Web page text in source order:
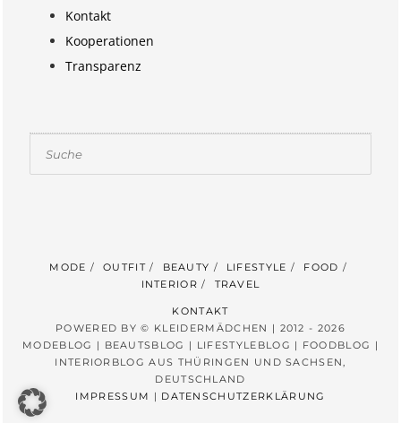
Kontakt
Kooperationen
Transparenz
MODE OUTFIT BEAUTY LIFESTYLE
FOOD
INTERIOR
TRAVEL
KONTAKT
POWERED BY © KLEIDERMÄDCHEN | 2012 - 2026
MODEBLOG | BEAUTSBLOG | LIFESTYLEBLOG | FOODBLOG |
INTERIORBLOG AUS THÜRINGEN UND SACHSEN,
DEUTSCHLAND
IMPRESSUM | DATENSCHUTZERKLÄRUNG